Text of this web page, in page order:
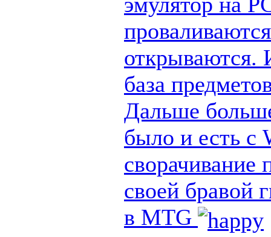
открываются.
база
Дальше
было и есть с
сворачивание
своей бравой
в MTG